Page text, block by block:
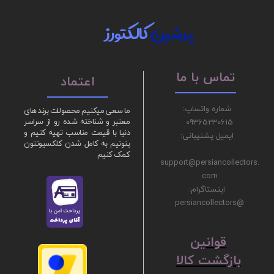
ما سعی میکنیم محصولات برند های
معتبر و شناخته شده رو از سراسر
دنیا با قیمت مناسب تهیه کنیم و
بتونیم به کامل شدن کلکسیونتون
کمک کنیم
پرشینکالکتورز
شماره واتساپ:
09365230615
ایمیل پشتیبانی:
support@persiancollectors.
com
اینستاگرام:
@persiancollectors
تماس با ما اعتماد
ق​​​​​​​وانین
بازگشت کالا